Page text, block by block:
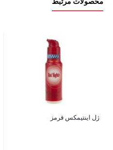
عدد
ژل اینتیمکس قرمز